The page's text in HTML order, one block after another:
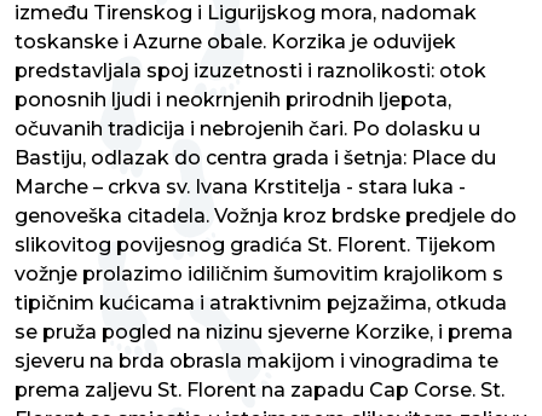
između Tirenskog i Ligurijskog mora, nadomak
toskanske i Azurne obale. Korzika je oduvijek
predstavljala spoj izuzetnosti i raznolikosti: otok
ponosnih ljudi i neokrnjenih prirodnih ljepota,
očuvanih tradicija i nebrojenih čari. Po dolasku u
Bastiju, odlazak do centra grada i šetnja: Place du
Marche – crkva sv. Ivana Krstitelja - stara luka -
genoveška citadela. Vožnja kroz brdske predjele do
slikovitog povijesnog gradića St. Florent. Tijekom
vožnje prolazimo idiličnim šumovitim krajolikom s
tipičnim kućicama i atraktivnim pejzažima, otkuda
se pruža pogled na nizinu sjeverne Korzike, i prema
sjeveru na brda obrasla makijom i vinogradima te
prema zaljevu St. Florent na zapadu Cap Corse. St.